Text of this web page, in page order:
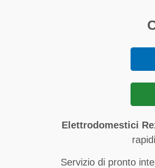
Elettrodomestici
Servizio di pronto